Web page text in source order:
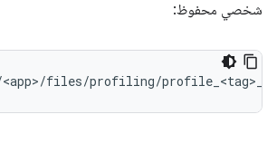
شخصي محفوظ: